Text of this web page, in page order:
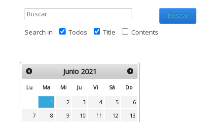
Buscar
Search in
Todos Title Contents
Junio 2021
Lu Ma Mi Ju Vi Sá Do
1 2 3 4 5
6
7
8 9 10 11 12 13